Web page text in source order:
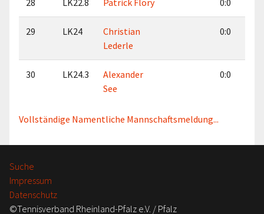
28 LK22.8 Patrick Flory 0:0
29 LK24
Christian
Lederle
0:0
30 LK24.3
Alexander
See
0:0
Vollständige Namentliche Mannschaftsmeldung...
Suche
Impressum
Datenschutz
©Tennisverband Rheinland-Pfalz e.V. / Pfalz